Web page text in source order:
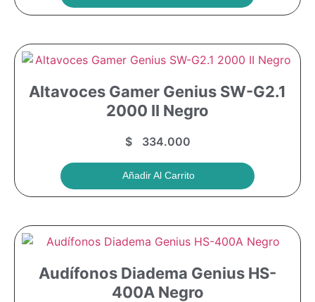
Altavoces Gamer Genius SW-G2.1
2000 II Negro
$334.000
Añadir Al Carrito
Audífonos Diadema Genius HS-
400A Negro